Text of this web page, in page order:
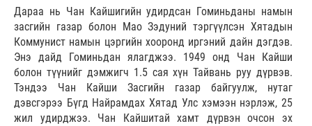
Дараа нь Чан Кайшигийн удирдсан Гоминьданы намын
засгийн газар болон Мао Зэдуний тэргүүлсэн Хятадын
Коммунист намын цэргийн хооронд иргэний дайн дэгдэв.
Энэ дайд Гоминьдан ялагджээ. 1949 онд Чан Кайши
болон түүнийг дэмжигч 1.5 сая хүн Тайвань руу дүрвэв.
Тэндээ Чан Кайши Засгийн газар байгуулж, нутаг
дэвсгэрээ Бүгд Найрамдах Хятад Улс хэмээн нэрлэж, 25
жил удирджээ. Чан Кайшитай хамт дүрвэн очсон эх